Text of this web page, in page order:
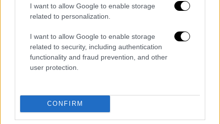
I want to allow Google to enable storage
related to personalization.
I want to allow Google to enable storage
related to security, including authentication
functionality and fraud prevention, and other
user protection.
CONFIRM
ο κ. Αραβαντινός μεταξύ των άλλων
ανέφερε ότι από μέλη της επονομαζόμενης
«Μαφίας του Κορυδαλλού»